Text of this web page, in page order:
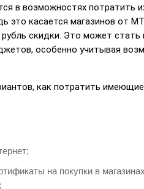
в возможностях потратить
это касается магазинов от
скидки. Это может
особенно учитывая
как потратить
на покупки в